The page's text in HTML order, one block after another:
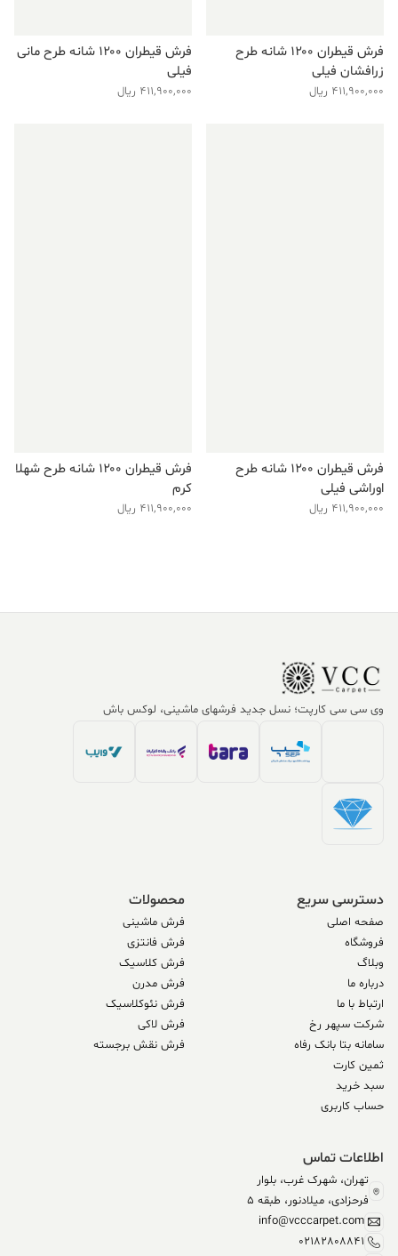
فرش قیطران ۱۲۰۰ شانه طرح
زرافشان فیلی
411,900,000 ریال
فرش قیطران ۱۲۰۰ شانه طرح مانی
فیلی
411,900,000 ریال
فرش قیطران ۱۲۰۰ شانه طرح
اوراشی فیلی
411,900,000 ریال
فرش قیطران ۱۲۰۰ شانه طرح شهلا
کرم
411,900,000 ریال
وی سی سی کارپت؛ نسل جدید فرشهای ماشینی، لوکس باش
دسترسی سریع
صفحه اصلی
فروشگاه
وبلاگ
درباره ما
ارتباط با ما
شرکت سپهر رخ
سامانه بتا بانک رفاه
ثمین کارت
سبد خرید
حساب کاربری
محصولات
فرش ماشینی
فرش فانتزی
فرش کلاسیک
فرش مدرن
فرش نئوکلاسیک
فرش لاکی
فرش نقش برجسته
اطلاعات تماس
تهران، شهرک غرب، بلوار
فرحزادی، میلادنور، طبقه 5
info@vcccarpet.com
02182808841